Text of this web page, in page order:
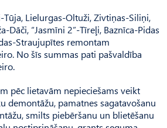
Lielurgas-Oltuži, Zivtiņas-Siliņi,
Dāči, “Jasmīni 2”-Tīreļi, Baznīca-Pidas
Straujupītes remontam
No šīs summas pati pašvaldība
pēc lietavām nepieciešams veikt
demontāžu, pamatnes sagatavošanu
smilts piebēršanu un blietēšanu